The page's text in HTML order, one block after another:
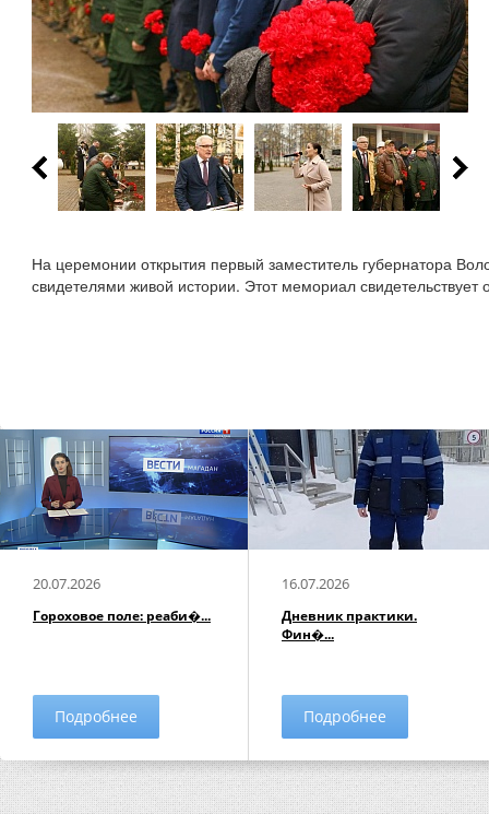
На церемонии открытия первый заместитель губернатора
свидетелями живой истории. Этот мемориал
20.07.2026
Гороховое поле: реаби�...
Подробнее
16.07.2026
Дневник практики.
Фин�...
Подробнее